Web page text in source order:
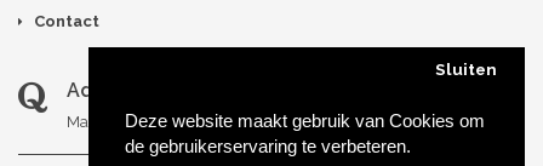
Deze website maakt gebruik van Cookies om
de gebruikerservaring te verbeteren.
Sluiten
Contact
Adres
Maria van Bourgondiëlaan 37, 5616EB Eindhoven